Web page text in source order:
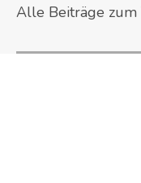
Alle Beiträge zum